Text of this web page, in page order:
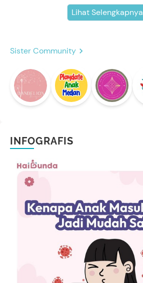
Lihat Selengkapnya
Sister Community
INFOGRAFIS